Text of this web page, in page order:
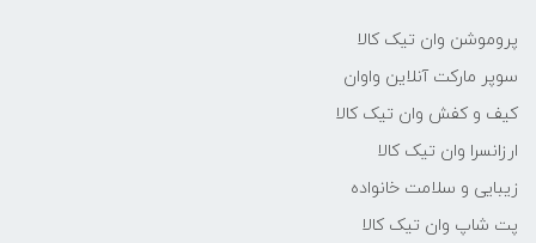
پروموشن وان تیک کالا
سوپر مارکت آنلاین واوان
کیف و کفش وان تیک کالا
ارزانسرا وان تیک کالا
زیبایی و سلامت خانواده
پت شاپ وان تیک کالا